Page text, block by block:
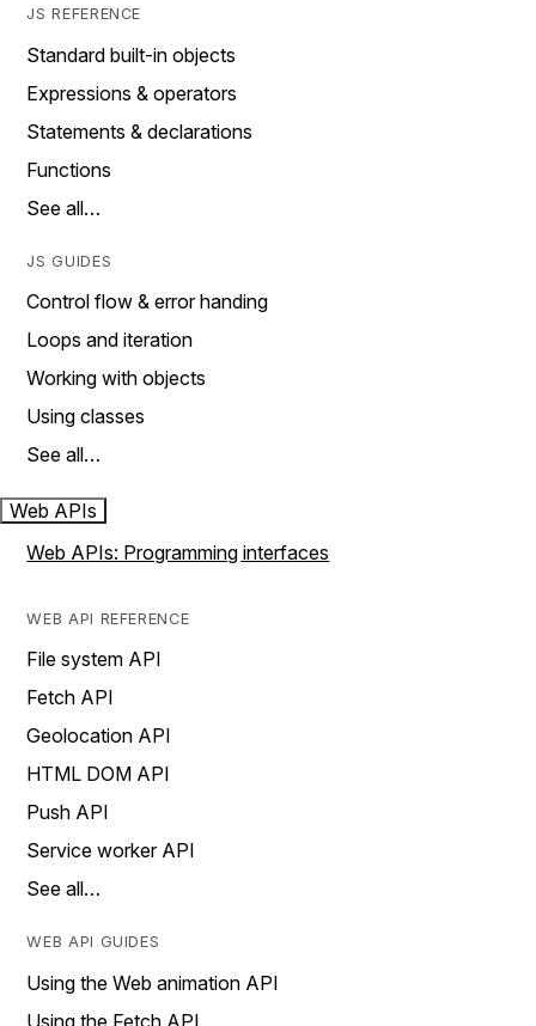
JS REFERENCE
Standard built-in objects
Expressions & operators
Statements & declarations
Functions
See all…
JS GUIDES
Control flow & error handing
Loops and iteration
Working with objects
Using classes
See all…
Web APIs
Web APIs: Programming interfaces
WEB API REFERENCE
File system API
Fetch API
Geolocation API
HTML DOM API
Push API
Service worker API
See all…
WEB API GUIDES
Using the Web animation API
Using the Fetch API